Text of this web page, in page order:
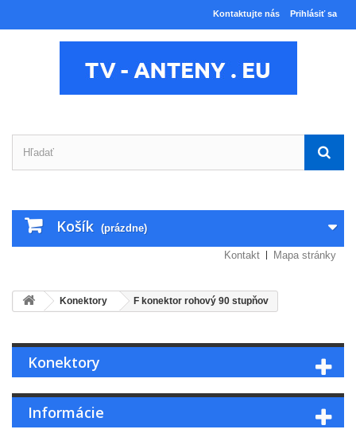
Prihlásiť sa
Kontaktujte nás
Košík (prázdne)
Kontakt Mapa stránky
Konektory F konektor rohový 90 stupňov
Konektory
Informácie